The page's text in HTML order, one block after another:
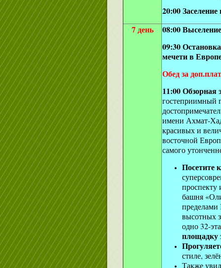
20:00
7 день
08:00
09:30
мечети в
Обед за
11:00 Обзорная
гостеприимный
имени Ахмат-
красивых и
восточной
самого
Посетите
башня
пределами
высотных
одно 32-
площадку
стиле,
Также